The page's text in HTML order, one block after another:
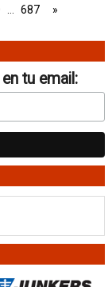
687
»
tu email: